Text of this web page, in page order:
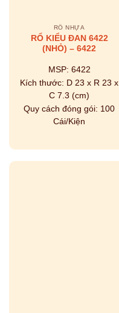
RỔ NHỰA
RỔ KIỂU ĐAN 6422
(NHỎ) – 6422
MSP: 6422
Kích thước: D 23 x R 23 x
C 7.3 (cm)
Quy cách đóng gói: 100
Cái/Kiện